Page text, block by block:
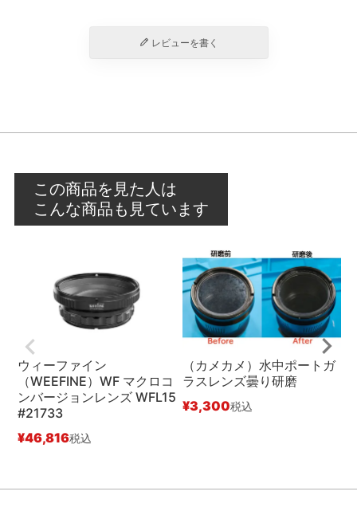
レビューを書く
この商品を見た人は
こんな商品も見ています
ウィーファイン
（WEEFINE）WF マクロコ
ンバージョンレンズ WFL15
#21733
¥46,816税込
（カメカメ）水中ポートガ
ラスレンズ曇り研磨
¥3,300税込